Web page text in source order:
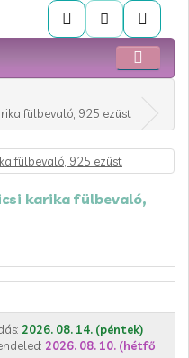
fülbevaló, 925 ezüst
karika fülbevaló,
2026. 08. 14. (péntek)
2026. 08. 10. (hétfő